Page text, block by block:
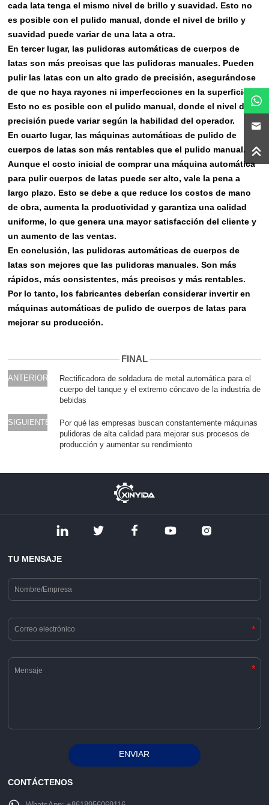
cada lata tenga el mismo nivel de brillo y suavidad. Esto no
es posible con el pulido manual, donde el nivel de brillo y
suavidad puede variar de una lata a otra.
En tercer lugar, las pulidoras automáticas de cuerpos de
latas son más precisas que las pulidoras manuales. Pueden
pulir las latas con un alto grado de precisión, asegurándose
de que no haya rayones ni imperfecciones en la superficie.
Esto no es posible con el pulido manual, donde el nivel de
precisión puede variar según la habilidad del operador.
En cuarto lugar, las máquinas automáticas de pulido de
cuerpos de latas son más rentables que el pulido manual.
Aunque el costo inicial de comprar una máquina automática
para pulir cuerpos de latas puede ser alto, vale la pena a
largo plazo. Esto se debe a que reduce los costos de mano
de obra, aumenta la productividad y garantiza una calidad
uniforme, lo que genera una mayor satisfacción del cliente y
un aumento de las ventas.
En conclusión, las pulidoras automáticas de cuerpos de
latas son mejores que las pulidoras manuales. Son más
rápidos, más consistentes, más precisos y más rentables.
Por lo tanto, los fabricantes deberían considerar invertir en
máquinas automáticas de pulido de cuerpos de latas para
mejorar su producción.
FINAL
ANTERIOR
Rectificadora de soldadura de metal automática para el
cuerpo del tanque y el extremo cóncavo de la industria de
bebidas
SIGUIENTE
Por qué las empresas buscan constantemente máquinas
pulidoras de alta calidad para mejorar sus procesos de
producción y aumentar su rendimiento
TU MENSAJE
*
*
ENVIAR
CONTÁCTENOS